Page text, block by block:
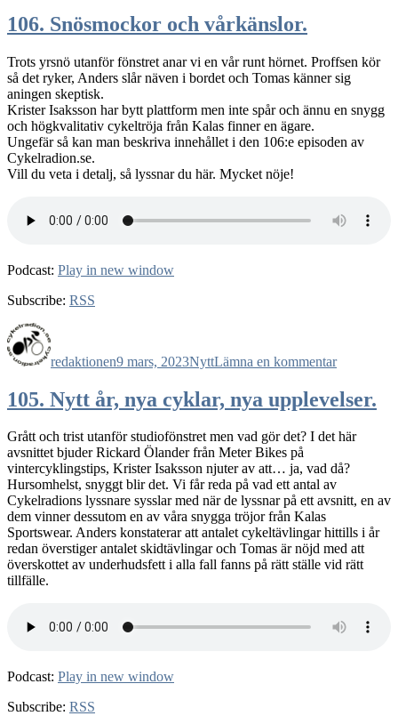
Med
solsken
blick.
106. Snösmockor och vårkänslor.
Trots yrsnö utanför fönstret anar vi en vår runt hörnet. Proffsen kör
så det ryker, Anders slår näven i bordet och Tomas känner sig
aningen skeptisk.
Krister Isaksson har bytt plattform men inte spår och ännu en snygg
och högkvalitativ cykeltröja från Kalas finner en ägare.
Ungefär så kan man beskriva innehållet i den 106:e episoden av
Cykelradion.se.
Vill du veta i detalj, så lyssnar du här. Mycket nöje!
Podcast: Play in new window
Subscribe: RSS
redaktionen9 mars, 2023NyttLämna en kommentar
vårkänslor.
105. Nytt år, nya cyklar, nya upplevelser.
Grått och trist utanför studiofönstret men vad gör det? I det här
avsnittet bjuder Rickard Ölander från Meter Bikes på
vintercyklingstips, Krister Isaksson njuter av att… ja, vad då?
Hursomhelst, snyggt blir det. Vi får reda på vad ett antal av
Cykelradions lyssnare sysslar med när de lyssnar på ett avsnitt, en av
dem vinner dessutom en av våra snygga tröjor från Kalas
Sportswear. Anders konstaterar att antalet cykeltävlingar hittills i år
redan överstiger antalet skidtävlingar och Tomas är nöjd med att
överskottet av underhudsfett i alla fall fanns på rätt ställe vid rätt
tillfälle.
Podcast: Play in new window
Subscribe: RSS